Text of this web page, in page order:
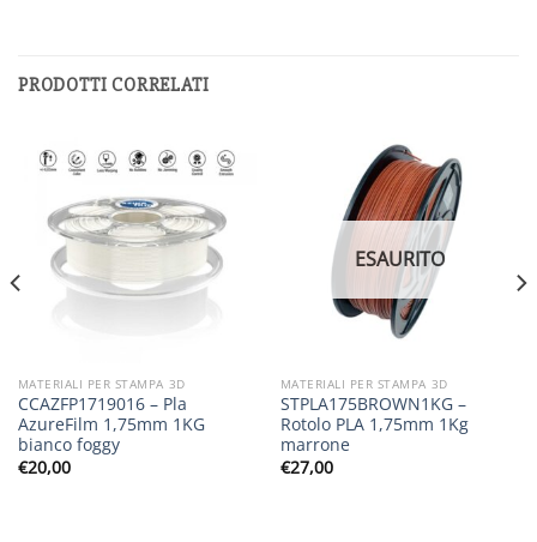
PRODOTTI CORRELATI
MATERIALI PER STAMPA 3D
CCAZFP1719016 – Pla
AzureFilm 1,75mm 1KG
bianco foggy
€20,00
ESAURITO
MATERIALI PER STAMPA 3D
STPLA175BROWN1KG –
Rotolo PLA 1,75mm 1Kg
marrone
€27,00